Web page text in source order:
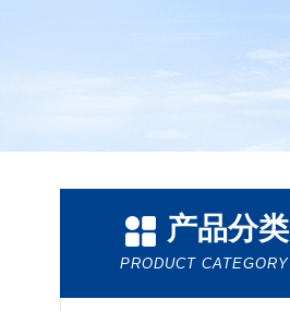
产品分类
PRODUCT CATEGORY